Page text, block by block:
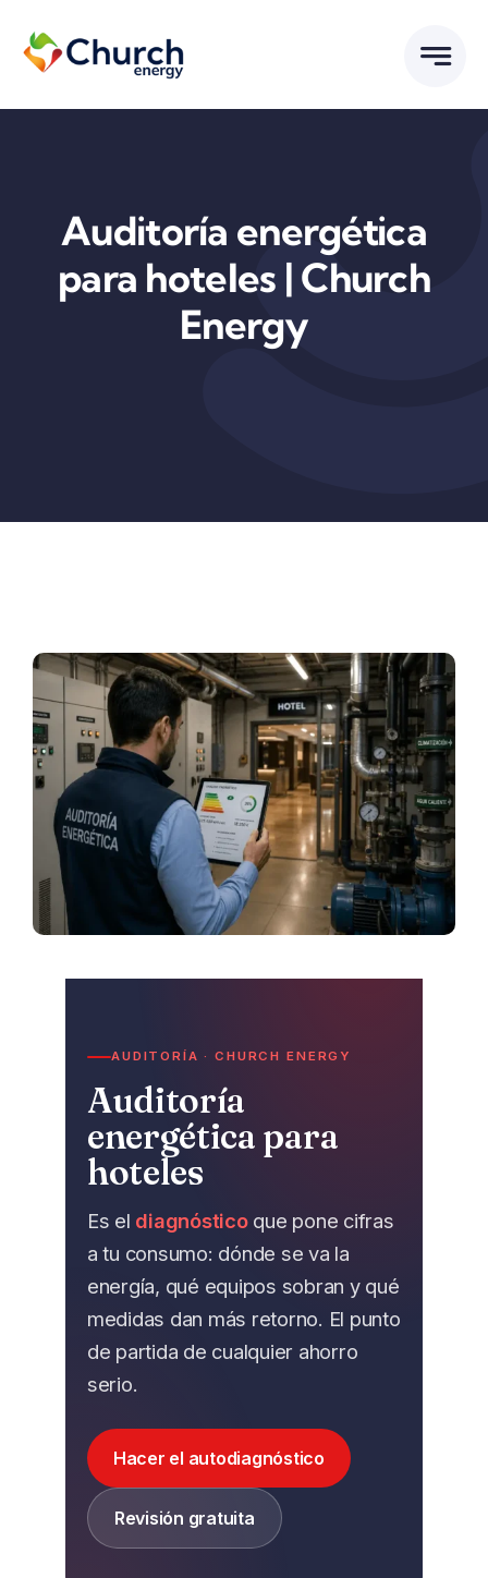
contenido
Auditoría energética
para hoteles | Church
Energy
AUDITORÍA · CHURCH ENERGY
Auditoría
energética para
hoteles
Es el diagnósticoque pone cifras
a tu consumo: dónde se va la
energía, qué equipos sobran y qué
medidas dan más retorno. El punto
de partida de cualquier ahorro
serio.
Hacer el autodiagnóstico
Revisión gratuita